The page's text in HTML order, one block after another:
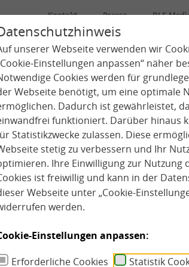
unserer Webseite verwenden wir
Einstellungen anpassen“ näher
Cookies werden für
Webseite benötigt, um eine optimale
Dadurch ist gewährleistet,
funktioniert. Darüber hinaus
Statistikzwecke zulassen. Diese
stetig zu verbessern und Ihr
Ihre Einwilligung zur Nutzung
ist freiwillig und kann in der
Webseite unter „Cookie-
werden.
Einstellungen anpassen:
Erforderliche Cookies
Statistik
Kontakt Presse BLE-
Über uns